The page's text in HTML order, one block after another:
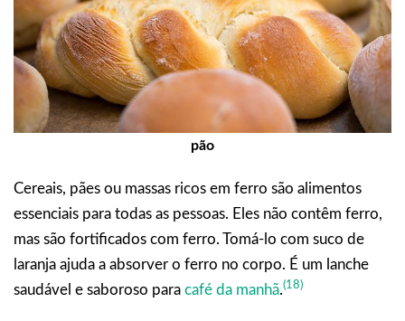
pão
Cereais, pães ou massas ricos em ferro são alimentos
essenciais para todas as pessoas. Eles não contêm ferro,
mas são fortificados com ferro. Tomá-lo com suco de
laranja ajuda a absorver o ferro no corpo. É um lanche
saudável e saboroso para café da manhã.(18)